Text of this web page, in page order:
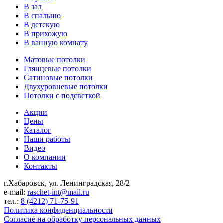
В зал
В спальню
В детскую
В прихожую
В ванную комнату
Матовые потолки
Глянцевые потолки
Сатиновые потолки
Двухуровневые потолки
Потолки с подсветкой
Акции
Цены
Каталог
Наши работы
Видео
О компании
Контакты
г.Хабаровск, ул. Ленинградская, 28/2
e-mail: raschet-int@mail.ru
тел.: 8 (4212) 71-75-91
Политика конфиденциальности
Согласие на обработку персональных данных